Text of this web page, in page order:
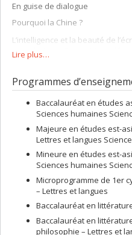
En guise de dialogue
Pourquoi la Chine ?
L’intelligence et la beauté de
mon choix intellectuel. La
codes graphiques) m’a
Que signifie être sinologue ?
Contribuer à l’avancement des
particulier de la culture
d’analyse directe (ex. :
sur le terrain). Les diplômes
catégorie des sinologues.
universitaire :
1993
Doctorat en études de
Département de langues et
1988
Lire plus…
Programmes
Baccalauréat en études
Sciences humaines
Majeure en études est-
Lettres et langues
Mineure en études est-
Sciences humaines
Microprogramme de 1er
– Lettres et langues
Baccalauréat en
Baccalauréat en
philosophie – Lettres et